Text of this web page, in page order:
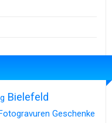
Bielefeld
Geschenke